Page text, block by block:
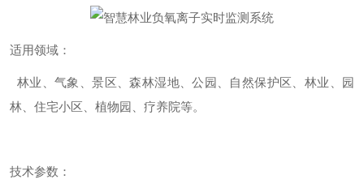
适用领域：
林业、气象、景区、森林湿地、公园、自然保护区、林业、园
林、住宅小区、植物园、疗养院等。
技术参数：